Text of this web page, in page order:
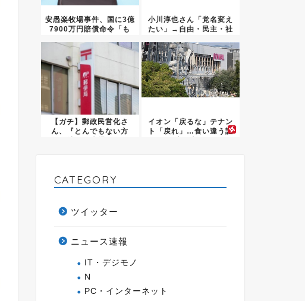
安愚楽牧場事件、国に3億
7900万円賠償命令「も
小川淳也さん「党名変え
たい」→自由・民主・社
【ガチ】郵政民営化さ
ん、『とんでもない方
イオン「戻るな」テナン
ト「戻れ」…食い違う証
CATEGORY
ツイッター
ニュース速報
IT・デジモノ
N
PC・インターネット